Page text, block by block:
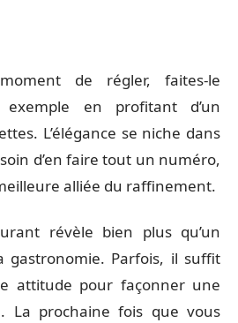
de régler, faites-le
exemple en profitant d’un
L’élégance se niche dans
d’en faire tout un numéro,
alliée du raffinement.
révèle bien plus qu’un
gastronomie. Parfois, il suffit
attitude pour façonner une
La prochaine fois que vous